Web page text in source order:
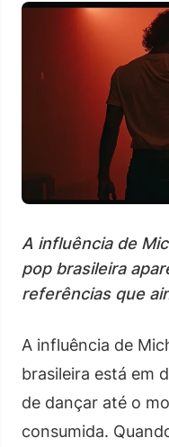
A influência de
pop brasileira
referências que
A influência de
brasileira está em
de dançar até o
consumida.